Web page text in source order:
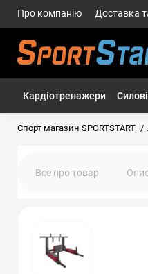
Про компанію Доставка
Кардіотренажери
Спорт магазин SPORTSTART
Все про товар